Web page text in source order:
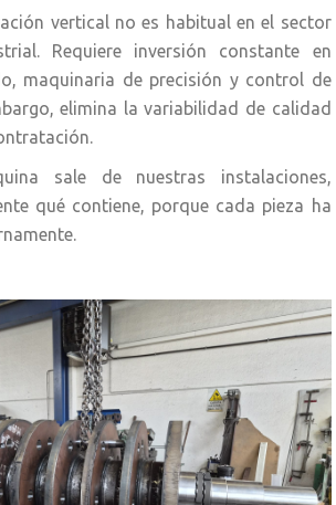
vertical no es habitual en el sector
Requiere inversión constante en
maquinaria de precisión y control de
elimina la variabilidad de calidad
sale de nuestras instalaciones,
qué contiene, porque cada pieza ha